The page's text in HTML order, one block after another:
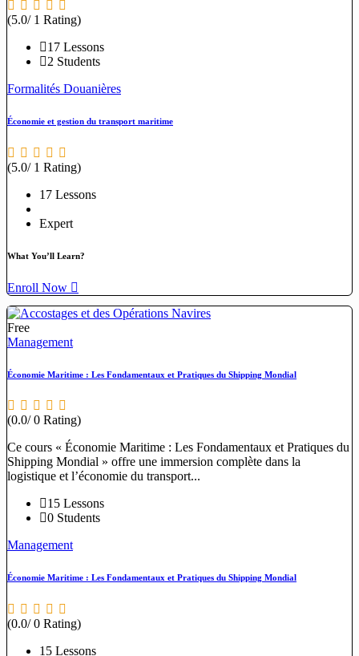
(5.0/ 1 Rating)
17 Lessons
2 Students
Formalités Douanières
Économie et gestion du transport maritime
(5.0/ 1 Rating)
17 Lessons
Expert
What You’ll Learn?
Enroll Now
Free
Management
Économie Maritime : Les Fondamentaux et Pratiques du Shipping Mondial
(0.0/ 0 Rating)
Ce cours « Économie Maritime : Les Fondamentaux et Pratiques du
Shipping Mondial » offre une immersion complète dans la
logistique et l’économie du transport...
15 Lessons
0 Students
Management
Économie Maritime : Les Fondamentaux et Pratiques du Shipping Mondial
(0.0/ 0 Rating)
15 Lessons